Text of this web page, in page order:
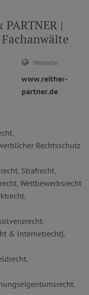
PARTNER |
Webseite:
www.reither-
partner.de
,
Rechtsschutz
, Strafrecht,
, Wettbewerbsrecht
,
,
& Internetrecht),
,
,